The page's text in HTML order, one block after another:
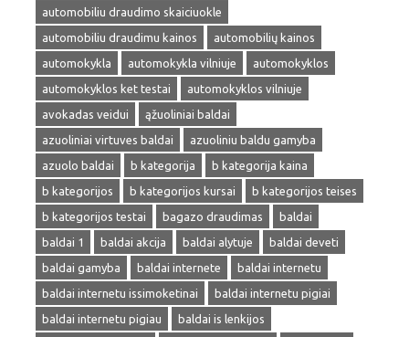
automobiliu draudimo skaiciuokle
automobiliu draudimu kainos
automobilių kainos
automokykla
automokykla vilniuje
automokyklos
automokyklos ket testai
automokyklos vilniuje
avokadas veidui
ąžuoliniai baldai
azuoliniai virtuves baldai
azuoliniu baldu gamyba
azuolo baldai
b kategorija
b kategorija kaina
b kategorijos
b kategorijos kursai
b kategorijos teises
b kategorijos testai
bagazo draudimas
baldai
baldai 1
baldai akcija baldai alytuje
baldai deveti
baldai gamyba
baldai internete
baldai internetu
baldai internetu issimoketinai
baldai internetu pigiai
baldai internetu pigiau
baldai is lenkijos